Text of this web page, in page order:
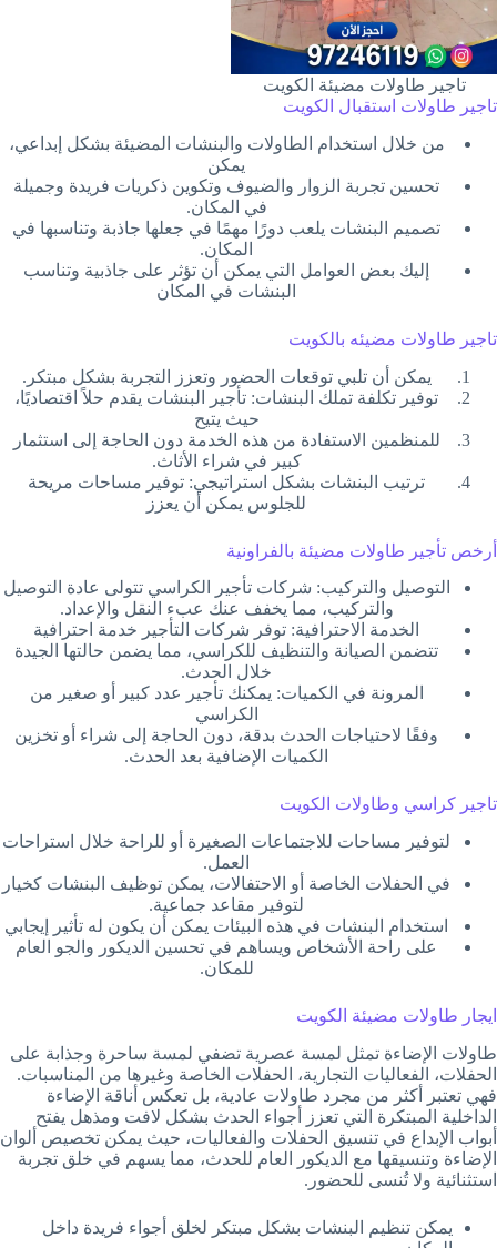
تاجير طاولات مضيئة الكويت
تاجير طاولات استقبال الكويت
من خلال استخدام الطاولات والبنشات المضيئة بشكل إبداعي،
يمكن
تحسين تجربة الزوار والضيوف وتكوين ذكريات فريدة وجميلة
في المكان.
تصميم البنشات يلعب دورًا مهمًا في جعلها جاذبة وتناسبها في
المكان.
إليك بعض العوامل التي يمكن أن تؤثر على جاذبية وتناسب
البنشات في المكان
تاجير طاولات مضيئه بالكويت
يمكن أن تلبي توقعات الحضور وتعزز التجربة بشكل مبتكر.
توفير تكلفة تملك البنشات: تأجير البنشات يقدم حلاً اقتصاديًا،
حيث يتيح
للمنظمين الاستفادة من هذه الخدمة دون الحاجة إلى استثمار
كبير في شراء الأثاث.
ترتيب البنشات بشكل استراتيجي: توفير مساحات مريحة
للجلوس يمكن أن يعزز
أرخص تأجير طاولات مضيئة بالفراونية
التوصيل والتركيب: شركات تأجير الكراسي تتولى عادة التوصيل
والتركيب، مما يخفف عنك عبء النقل والإعداد.
الخدمة الاحترافية: توفر شركات التأجير خدمة احترافية
تتضمن الصيانة والتنظيف للكراسي، مما يضمن حالتها الجيدة
خلال الحدث.
المرونة في الكميات: يمكنك تأجير عدد كبير أو صغير من
الكراسي
وفقًا لاحتياجات الحدث بدقة، دون الحاجة إلى شراء أو تخزين
الكميات الإضافية بعد الحدث.
تاجير كراسي وطاولات الكويت
لتوفير مساحات للاجتماعات الصغيرة أو للراحة خلال استراحات
العمل.
في الحفلات الخاصة أو الاحتفالات، يمكن توظيف البنشات كخيار
لتوفير مقاعد جماعية.
استخدام البنشات في هذه البيئات يمكن أن يكون له تأثير إيجابي
على راحة الأشخاص ويساهم في تحسين الديكور والجو العام
للمكان.
ايجار طاولات مضيئة الكويت
طاولات الإضاءة تمثل لمسة عصرية تضفي لمسة ساحرة وجذابة على
الحفلات، الفعاليات التجارية، الحفلات الخاصة وغيرها من المناسبات.
فهي تعتبر أكثر من مجرد طاولات عادية، بل تعكس أناقة الإضاءة
الداخلية المبتكرة التي تعزز أجواء الحدث بشكل لافت ومذهل يفتح
أبواب الإبداع في تنسيق الحفلات والفعاليات، حيث يمكن تخصيص ألوان
الإضاءة وتنسيقها مع الديكور العام للحدث، مما يسهم في خلق تجربة
استثنائية ولا تُنسى للحضور.
يمكن تنظيم البنشات بشكل مبتكر لخلق أجواء فريدة داخل